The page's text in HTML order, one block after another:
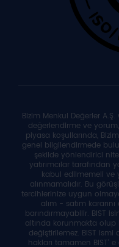
Bizim Menkul Değerler
değerlendirme ve
piyasa koşullarında,
genel bilgilendirmede
şekilde yönlendirici
yatırımcılar tarafından
kabul edilmemeli ve
alınmamalıdır. Bu
tercihlerinize uygun
alım - satım
barındırmayabilir. BIST
altında korunmakta olup
değiştirilemez. BIST
hakları tamamen BIST'